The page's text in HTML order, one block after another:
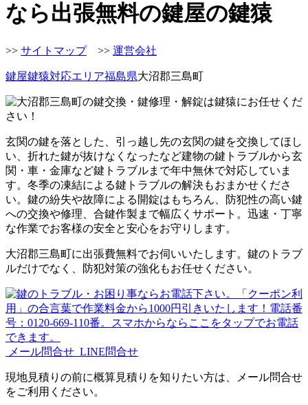
なら出張無料の鍵屋の鍵猿
>> サイトマップ>> 運営会社
鍵屋鍵猿対応エリア福島県大沼郡三島町
玄関の鍵を落とした、引っ越し先の玄関の鍵を交換してほし
い、折れた鍵が抜けなくなったなど建物の鍵トラブルから玄
関・車・金庫など鍵トラブルまで年中無休で対応していま
す。冬季の凍結による鍵トラブルの解決もおまかせくださ
い。鍵の紛失や故障による開錠はもちろん、防犯性の高い鍵
への交換や修理、合鍵作製まで幅広くサポート。迅速・丁寧
な作業でお客様の安全と安心をお守りします。
大沼郡三島町に出張費無料でお伺いいたします。鍵のトラブ
ルだけでなく、防犯対策の強化もお任せください。
メール問合せ LINE問合せ
現地見積りの前に概算見積りを知りたい方は、メール問合せ
をご利用ください。